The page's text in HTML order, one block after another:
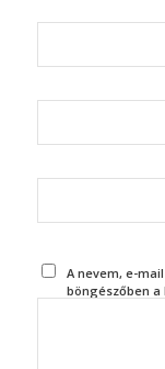
A nevem, e-
böngészőben a